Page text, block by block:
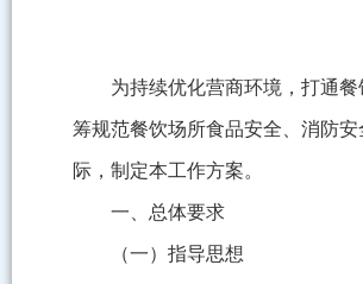
为持续优化营商环境，打通
筹规范餐饮场所食品安全、消防
际，制定本工作方案。
一、总体要求
（一）指导思想